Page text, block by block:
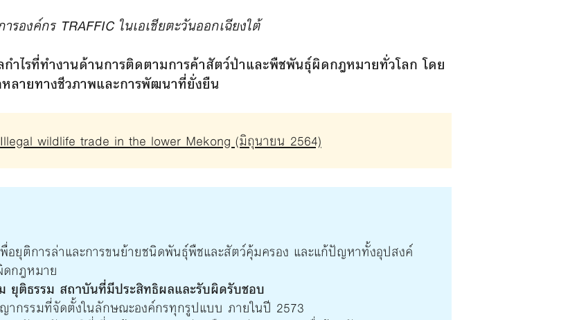
องค์กร TRAFFIC ในเอเชียตะวันออกเฉียงใต้
กำไรที่ทำงานด้านการติดตามการค้าสัตว์ป่าและพืชพันธุ์ผิดกฎหมายทั่วโลก โดย
ลายทางชีวภาพและการพัฒนาที่ยั่งยืน
Illegal wildlife trade in the lower Mekong (มิถุนายน 2564)
อยุติการล่าและการขนย้ายชนิดพันธุ์พืชและสัตว์คุ้มครอง และแก้ปัญหาทั้งอุปสงค์
กฎหมาย
ยุติธรรม สถาบันที่มีประสิทธิผลและรับผิดรับชอบ
ากรรมที่จัดตั้งในลักษณะองค์กรทุกรูปแบบ ภายในปี 2573